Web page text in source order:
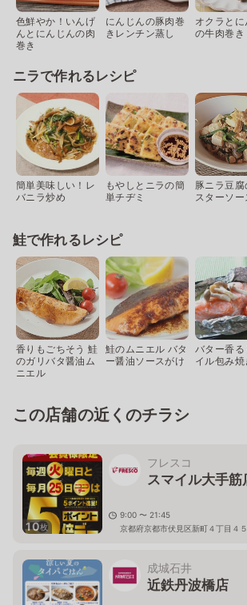
色鮮やか！いんげ
んとにんじんの肉
巻き
にんじんの豚肉巻
きレンチン蒸し
オクラとに
の牛肉巻き
ニラで作れるレシピ
簡単美味しい！レ
バニラ炒め
もやしとニラの簡
単チヂミ
豚ニラ豆腐
スターソー
鮭で作れるレシピ
香りもごちそう 鮭
のガリバタ醤油ム
ニエル
鮭のムニエル バタ
ー醤油ソースがけ
バター香る
イル包み焼
この店舗の近くのチラシ
10枚
フレスコ
スマイル大手筋
9:00 〜 21:45
京都府京都市伏見区新町４丁目４
成城石井
近鉄丹波橋店